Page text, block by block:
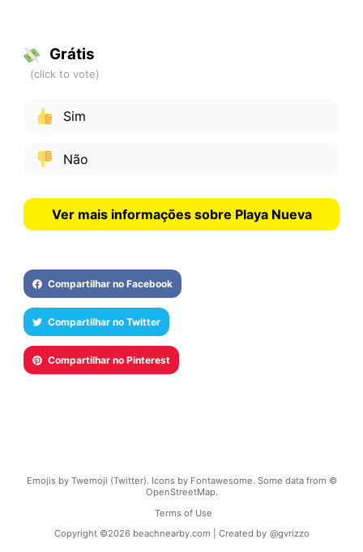
Grátis
Sim
Não
Ver mais informações sobre Playa Nueva
Compartilhar no Facebook
Compartilhar no Twitter
Compartilhar no Pinterest
Emojis by Twemoji (Twitter). Icons by Fontawesome. Some data from ©
OpenStreetMap.
Terms of Use
Copyright ©2026 beachnearby.com | Created by @gvrizzo